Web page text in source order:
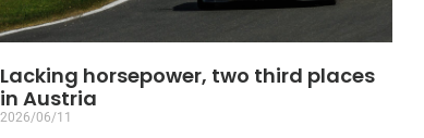
Lacking horsepower, two third places
in Austria
2026/06/11